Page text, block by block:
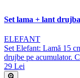
Set lama + lant
ELEFANT
Set Elefant: Lamă 15
drujbe pe acumulator.
29 Lei